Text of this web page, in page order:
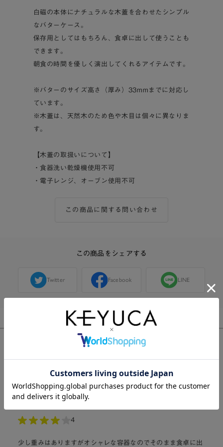
白磁の本体にナチュラルな木蓋を合わせたシンプル
なバターケース。
保存用としてはもちろん、食卓に出して使うことも
できます。
朝食の時間を優しく演出してくれるアイテムです。
※バターのサイズ高さ（厚み）33mmまでに対応し
ています。
※木蓋は、天然木のため色や木目は個々に異なりま
す。
【木蓋の取扱いについて】
・食器洗い乾燥機使用不可
・電子レンジ、オーブン使用不可
この商品に関する問い合わせ
この商品をシェアする
Twitter Facebook LINE
4
少し重みはありますがオシャレな容器なのでそのまま食卓に出